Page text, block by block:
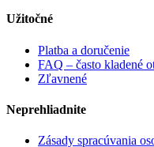
Užitočné
Platba a doručenie
FAQ – často kladené
Zľavnené
Neprehliadnite
Zásady spracúvania